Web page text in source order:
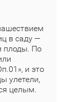
в саду —
плоды. По
и это
улетели,
целым.